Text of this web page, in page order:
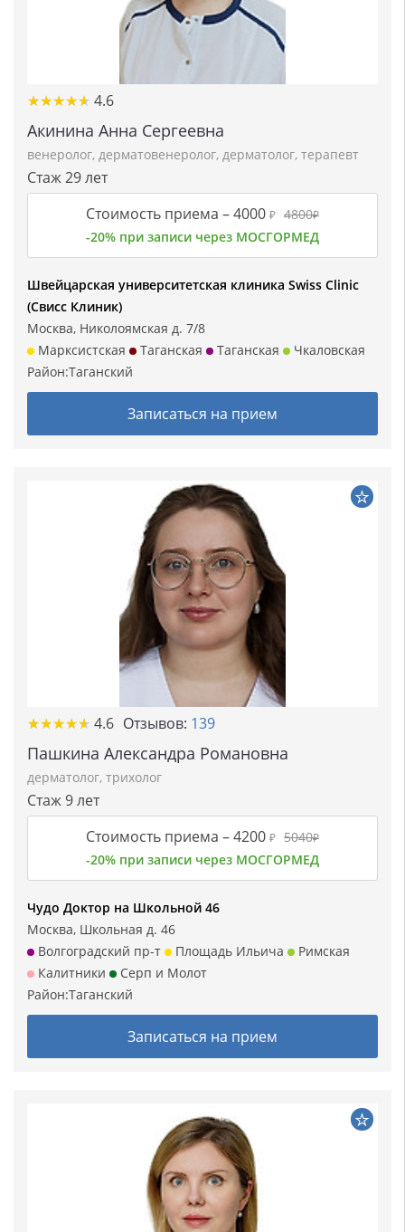
★★★★★
★★★★★ 4.6
Акинина Анна Сергеевна
венеролог, дерматовенеролог, дерматолог, терапевт
Стаж 29 лет
Стоимость приема –4000 ₽ 4800₽
-20% при записи через МОСГОРМЕД
Швейцарская университетская клиника Swiss Clinic
(Свисс Клиник)
Москва, Николоямская д. 7/8
Марксистская
Таганская Таганская
Чкаловская
Район:Таганский
Записаться на прием
★★★★★
★★★★★ 4.6 Отзывов: 139
Пашкина Александра Романовна
дерматолог, трихолог
Стаж 9 лет
Стоимость приема –4200 ₽ 5040₽
-20% при записи через МОСГОРМЕД
Чудо Доктор на Школьной 46
Москва, Школьная д. 46
Волгоградский пр-т
Площадь Ильича
Римская
Калитники
Серп и Молот
Район:Таганский
Записаться на прием